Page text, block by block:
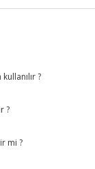
?
?
mi ?